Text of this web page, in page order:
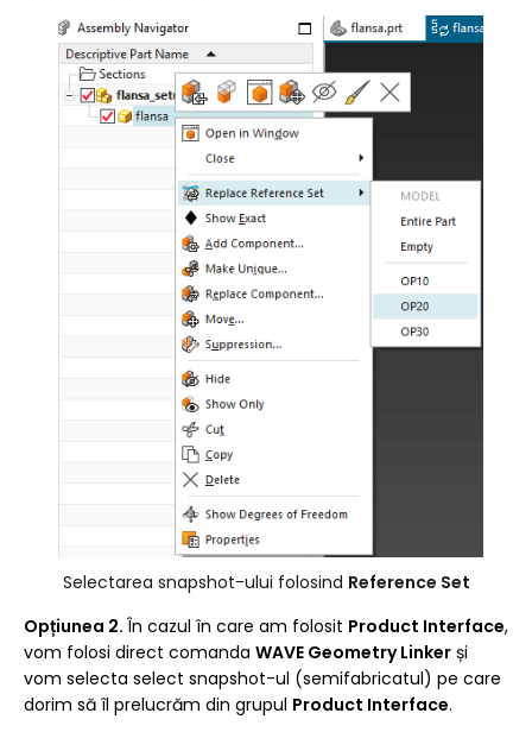
Selectarea snapshot-ului folosind Reference Set
Opțiunea 2. În cazul în care am folosit Product Interface,
vom folosi direct comanda WAVE Geometry Linker și
vom selecta select snapshot-ul (semifabricatul) pe care
dorim să îl prelucrăm din grupul Product Interface.